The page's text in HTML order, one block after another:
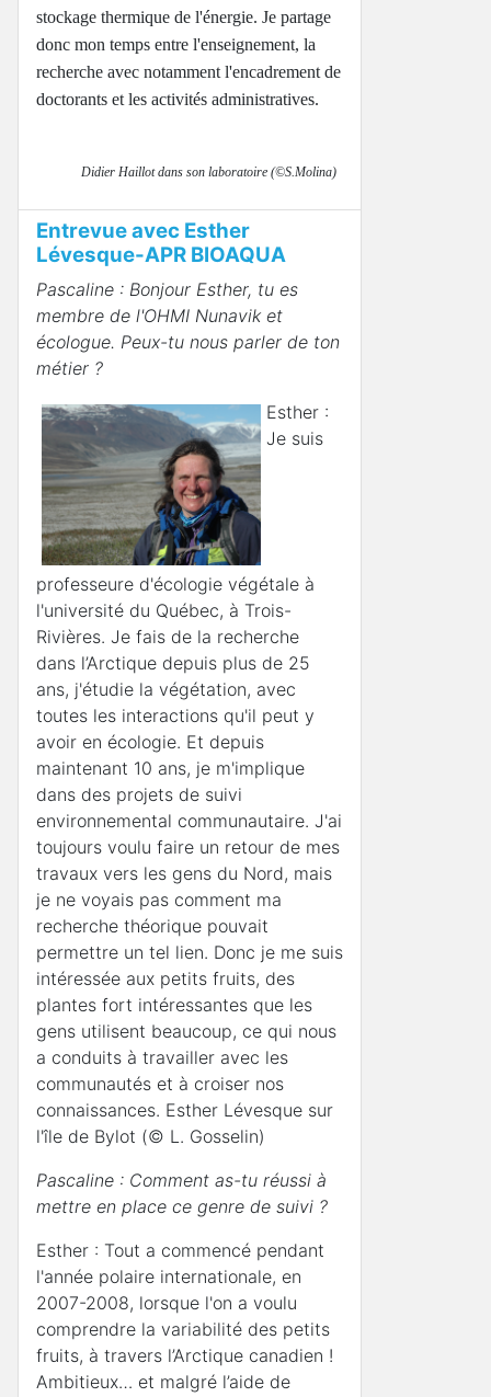
stockage thermique de l'énergie. Je partage
donc mon temps entre l'enseignement, la
recherche avec notamment l'encadrement de
doctorants et les activités administratives.
Didier Haillot dans son laboratoire (©S.Molina)
Entrevue avec Esther
Lévesque-APR BIOAQUA
Pascaline : Bonjour Esther, tu es
membre de l'OHMI Nunavik et
écologue. Peux-tu nous parler de ton
métier ?
Esther :
Je suis
professeure d'écologie végétale à
l'université du Québec, à Trois-
Rivières. Je fais de la recherche
dans l’Arctique depuis plus de 25
ans, j'étudie la végétation, avec
toutes les interactions qu'il peut y
avoir en écologie. Et depuis
maintenant 10 ans, je m'implique
dans des projets de suivi
environnemental communautaire. J'ai
toujours voulu faire un retour de mes
travaux vers les gens du Nord, mais
je ne voyais pas comment ma
recherche théorique pouvait
permettre un tel lien. Donc je me suis
intéressée aux petits fruits, des
plantes fort intéressantes que les
gens utilisent beaucoup, ce qui nous
a conduits à travailler avec les
communautés et à croiser nos
connaissances. Esther Lévesque sur
l'île de Bylot (© L. Gosselin)
Pascaline : Comment as-tu réussi à
mettre en place ce genre de suivi ?
Esther : Tout a commencé pendant
l'année polaire internationale, en
2007-2008, lorsque l'on a voulu
comprendre la variabilité des petits
fruits, à travers l’Arctique canadien !
Ambitieux… et malgré l’aide de